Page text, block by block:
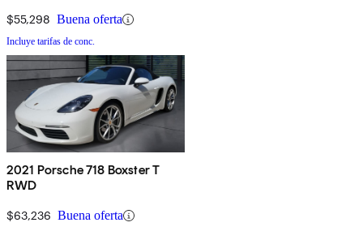
$55,298 Buena oferta
Incluye tarifas de conc.
2021 Porsche 718 Boxster T
RWD
$63,236 Buena oferta